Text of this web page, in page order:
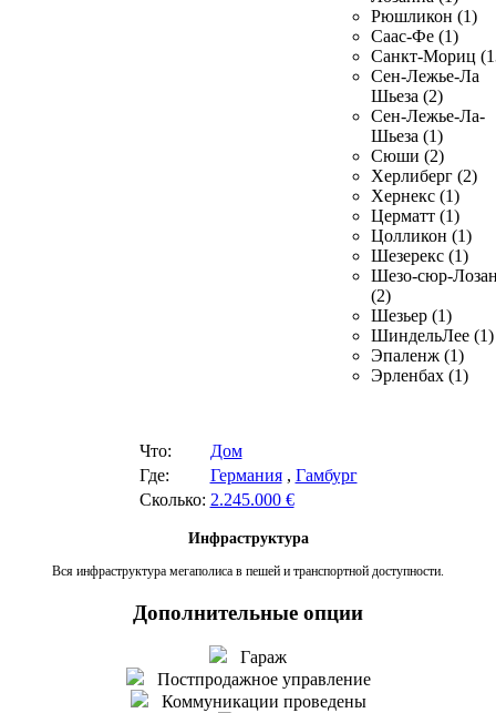
Рюшликон (1)
Саас-Фе (1)
Санкт-Мориц
Сен-Лежье-Ла
Шьеза (2)
Сен-Лежье-Ла-
Шьеза (1)
Сюши (2)
Херлиберг (2)
Хернекс (1)
Церматт (1)
Цолликон (1)
Шезерекс (1)
Шезо-сюр-
(2)
Шезьер (1)
ШиндельЛее (1)
Эпаленж (1)
Эрленбах (1)
Что:
Дом
Где:
Германия, Гамбург
Сколько: 2.245.000 €
Инфраструктура
Вся инфраструктура мегаполиса в пешей и транспортной доступности.
Дополнительные опции
Гараж
Постпродажное управление
Коммуникации проведены